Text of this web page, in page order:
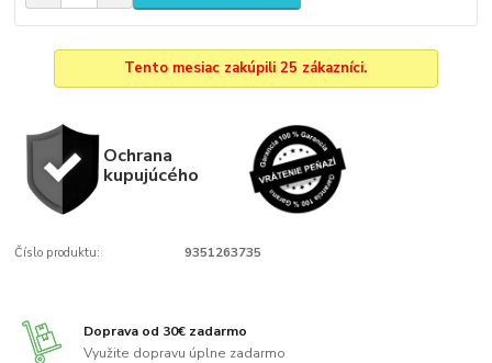
Tento mesiac zakúpili 25 zákazníci.
Ochrana
kupujúcého
Číslo produktu: 9351263735
Doprava od 30€ zadarmo
Využite dopravu úplne zadarmo